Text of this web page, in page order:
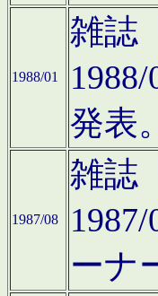
1988/01
雑誌
発表。
1987/08
雑誌
ーナ